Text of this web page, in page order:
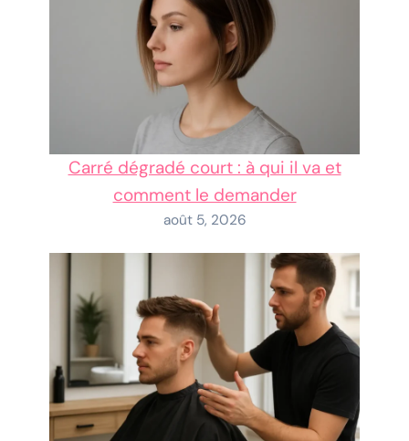
Carré dégradé court : à qui il va et
comment le demander
août 5, 2026